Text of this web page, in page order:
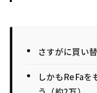
さすがに買い
しかもReFa